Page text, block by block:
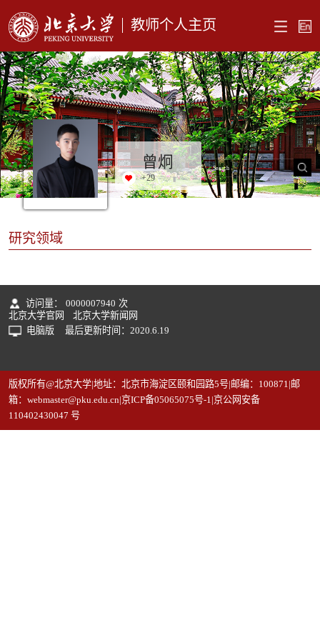
教师个人主页
曾炯
+29
研究领域
访问量： 0000007940 次
北京大学官网
北京大学新闻网
电脑版
最后更新时间： 2020.6.19
版权所有@北京大学|地址：北京市海淀区颐和园路5号|邮编：100871|邮
箱：webmaster@pku.edu.cn|京ICP备05065075号-1|京公网安备
110402430047 号